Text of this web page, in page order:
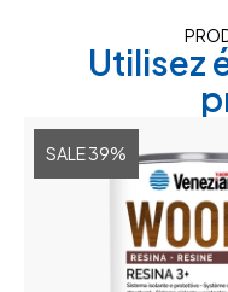
Utilisez
SALE 39%